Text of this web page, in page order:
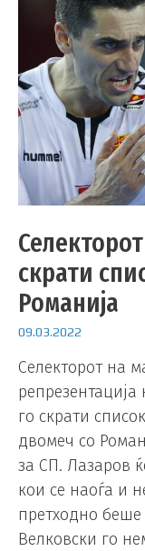
скрати
Романија
09.03.2022
Селекторот на
го скрати
двомеч со
за СП. Лазаров
кои се наоѓа и
претходно
Велковски го